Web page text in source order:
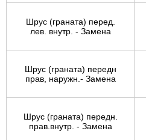
Шрус (граната) перед.
лев. внутр. - Замена
Шрус (граната) передн
прав, наружн.- Замена
Шрус (граната) передн.
прав.внутр. - Замена